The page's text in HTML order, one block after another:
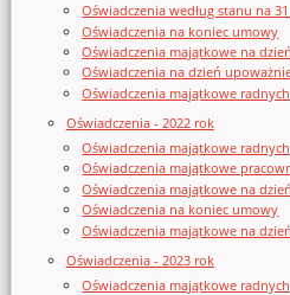
Oświadczenia według stanu na
Oświadczenia na koniec umowy
Oświadczenia majątkowe na
Oświadczenia na dzień
Oświadczenia majątkowe radnych
Oświadczenia - 2022 rok
Oświadczenia majątkowe radnych
Oświadczenia majątkowe
Oświadczenia majątkowe na
Oświadczenia na koniec umowy
Oświadczenia majątkowe na
Oświadczenia - 2023 rok
Oświadczenia majątkowe radnych